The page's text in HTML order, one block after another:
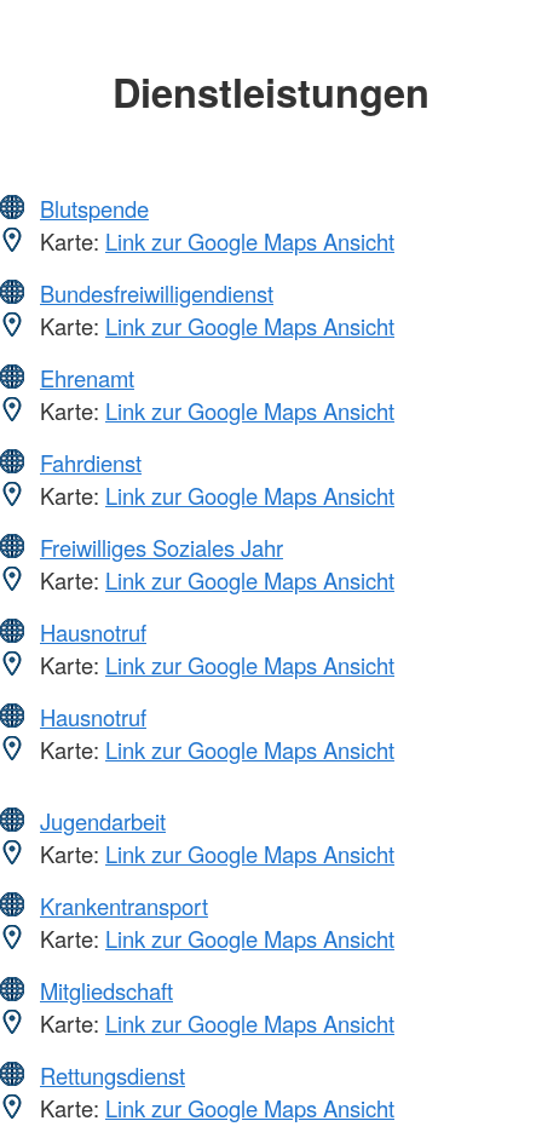
Dienstleistungen
Blutspende
Karte: Link zur Google Maps Ansicht
Bundesfreiwilligendienst
Karte: Link zur Google Maps Ansicht
Ehrenamt
Karte: Link zur Google Maps Ansicht
Fahrdienst
Karte: Link zur Google Maps Ansicht
Freiwilliges Soziales Jahr
Karte: Link zur Google Maps Ansicht
Hausnotruf
Karte: Link zur Google Maps Ansicht
Hausnotruf
Karte: Link zur Google Maps Ansicht
Jugendarbeit
Karte: Link zur Google Maps Ansicht
Krankentransport
Karte: Link zur Google Maps Ansicht
Mitgliedschaft
Karte: Link zur Google Maps Ansicht
Rettungsdienst
Karte: Link zur Google Maps Ansicht